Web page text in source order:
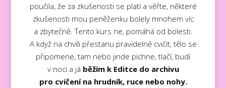
poučila, že za zkušenosti se platí a věřte, některé
zkušenosti mou peněženku bolely mnohem víc
a zbytečně. Tento kurs ne, pomáhá od bolesti.
A když na chvíli přestanu pravidelně cvičit, tělo se
připomene, tam nebo jinde píchne, tlačí, budí
v noci a já běžím k Editce do archivu
pro cvičení na hrudník, ruce nebo nohy.